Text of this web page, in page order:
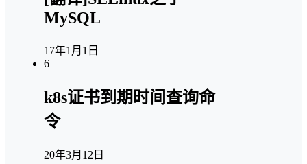
MySQL
17年1月1日
6
k8s证书到期时间查询命
令
20年3月12日